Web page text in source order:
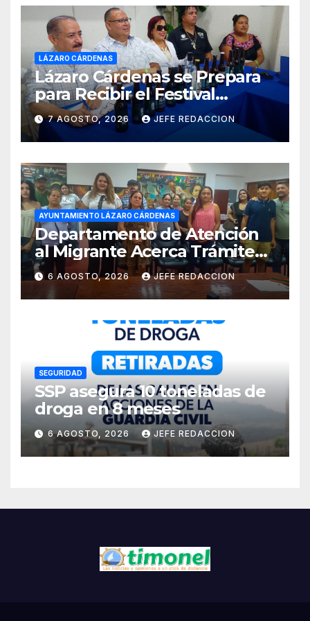
LÁZARO CÁRDENAS
Lázaro Cárdenas se Prepara
para Recibir el Festival
Internacional de la Cerveza
Costa de Michoacán 2026
7 AGOSTO, 2026 JEFE REDACCION
AYUNTAMIENTO LÁZARO CÁRDENAS
Departamento de Atención
al Migrante Acerca Trámite
de Pasaportes
Estadounidenses a
Residentes de Lázaro
Cárdenas
6 AGOSTO, 2026 JEFE REDACCION
SEGURIDAD
SSP asegura 10 toneladas de
droga en 8 meses
6 AGOSTO, 2026 JEFE REDACCION